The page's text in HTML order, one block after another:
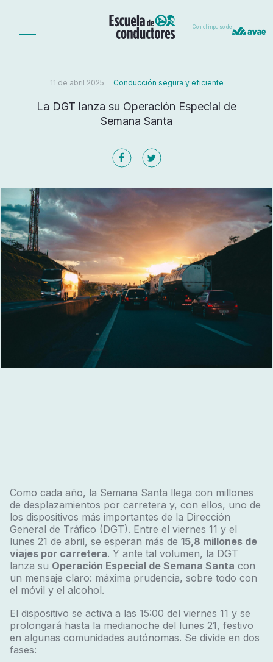
Con el impulso de
11 de abril 2025 Conducción segura y eficiente
La DGT lanza su Operación Especial de
Semana Santa
Como cada año, la Semana Santa llega con millones
de desplazamientos por carretera y, con ellos, uno de
los dispositivos más importantes de la Dirección
General de Tráfico (DGT). Entre el viernes 11 y el
lunes 21 de abril, se esperan más de 15,8 millones de
viajespor carretera. Y ante tal volumen, la DGT
lanza su Operación Especial de Semana Santa con
un mensaje claro: máxima prudencia, sobre todo con
el móvil y el alcohol.
El dispositivo se activa a las 15:00 del viernes 11 y se
prolongará hasta la medianoche del lunes 21, festivo
en algunas comunidades autónomas. Se divide en dos
fases: